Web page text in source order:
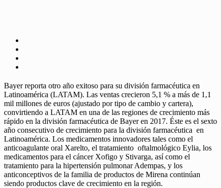
Bayer reporta otro año exitoso para su división farmacéutica en
Latinoamérica (LATAM). Las ventas crecieron 5,1 % a más de 1,1
mil millones de euros (ajustado por tipo de cambio y cartera),
convirtiendo a LATAM en una de las regiones de crecimiento más
rápido en la división farmacéutica de Bayer en 2017. Éste es el sexto
año consecutivo de crecimiento para la división farmacéutica en
Latinoamérica. Los medicamentos innovadores tales como el
anticoagulante oral Xarelto, el tratamiento oftalmológico Eylia, los
medicamentos para el cáncer Xofigo y Stivarga, así como el
tratamiento para la hipertensión pulmonar Adempas, y los
anticonceptivos de la familia de productos de Mirena continúan
siendo productos clave de crecimiento en la región.